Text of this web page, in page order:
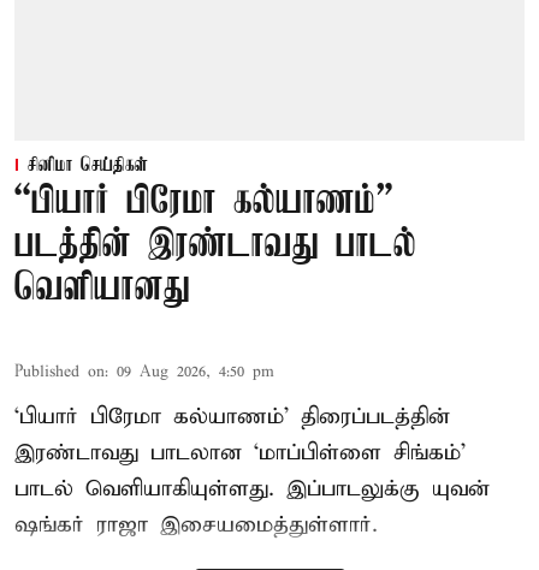
சினிமா செய்திகள்
“பியார் பிரேமா கல்யாணம்”
படத்தின் இரண்டாவது பாடல்
வெளியானது
Published on: 09 Aug 2026, 4:50 pm
‘பியார் பிரேமா கல்யாணம்’ திரைப்படத்தின்
இரண்டாவது பாடலான ‘மாப்பிள்ளை சிங்கம்’
பாடல் வெளியாகியுள்ளது. இப்பாடலுக்கு யுவன்
ஷங்கர் ராஜா இசையமைத்துள்ளார்.